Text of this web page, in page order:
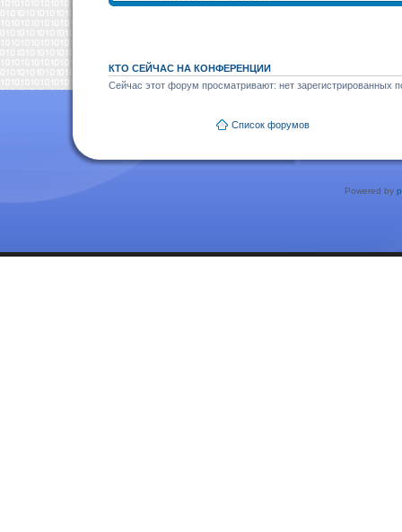
КТО СЕЙЧАС НА КОНФЕРЕНЦИИ
Сейчас этот форум просматривают: нет зарегистрированных
Список форумов
Powered by